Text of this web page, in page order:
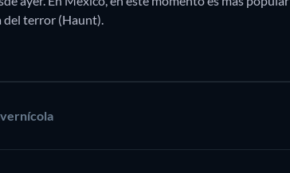
del terror (Haunt).